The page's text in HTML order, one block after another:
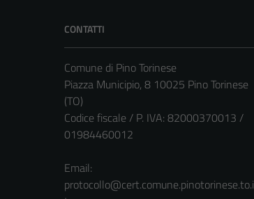
CONTATTI
Comune di Pino Torinese
Piazza Municipio, 8 10025 Pino Torinese
(TO)
Codice fiscale / P. IVA: 82000370013 /
01984460012
Email:
protocollo@cert.comune.pinotorinese.to.i